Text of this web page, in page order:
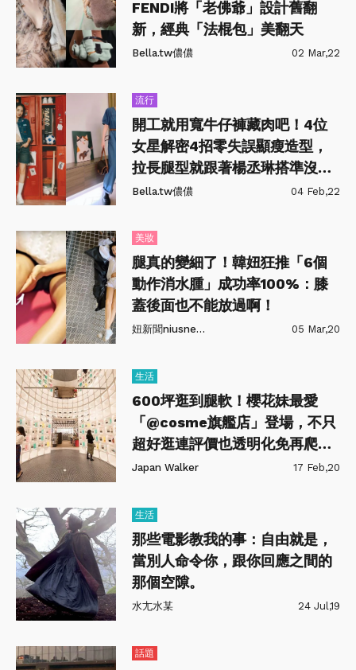
FENDI將「老佛爺」設計舊翻
新，經典「法棍包」美翻天
Bella.tw儂儂 02 Mar,22
流行
開工就用寬牛仔褲藏肉吧！4位
女星解密4招零失誤顯瘦造型，
拉長腿型就跟著楊丞琳搭準沒錯
～
Bella.tw儂儂 04 Feb,22
美妝
腿真的變細了！韓妞狂推「6個
動作消水腫」成功率100%：膝
蓋後面也不能放過啊！
妞新聞niusnews 05 Mar,20
生活
600坪逛到腿軟！櫻花妹最愛
「@cosme旗艦店」登場，不只
超好逛連評價也透明化免再爬文
啦～
Japan Walker 17 Feb,20
生活
那些電影教我的事：自由就是，
當別人命令你，跟你回應之間的
那個空隙。
水尢水某 24 Jul,19
話題